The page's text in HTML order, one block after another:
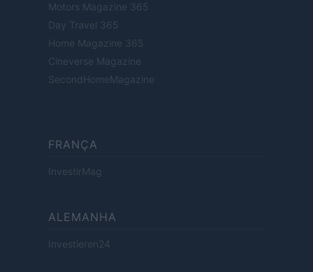
Motors Magazine 365
Day Travel 365
Home Magazine 365
Cineverse Magazine
SecondHomeMagazine
FRANÇA
InvestirMag
ALEMANHA
Investieren24